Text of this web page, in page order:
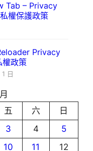
Tab – Privacy
權保護政策
Privacy
政策
日
五 六
日
3 4
5
10 11
12